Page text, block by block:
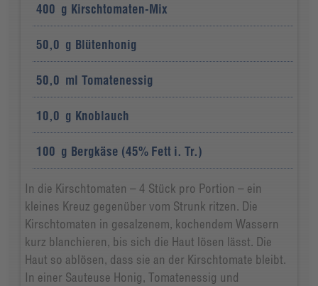
400 g Kirschtomaten-Mix
50,0 g Blütenhonig
50,0 ml Tomatenessig
10,0 g Knoblauch
100 g Bergkäse (45% Fett i. Tr.)
In die Kirschtomaten – 4 Stück pro Portion – ein
kleines Kreuz gegenüber vom Strunk ritzen. Die
Kirschtomaten in gesalzenem, kochendem Wassern
kurz blanchieren, bis sich die Haut lösen lässt. Die
Haut so ablösen, dass sie an der Kirschtomate bleibt.
In einer Sauteuse Honig, Tomatenessig und